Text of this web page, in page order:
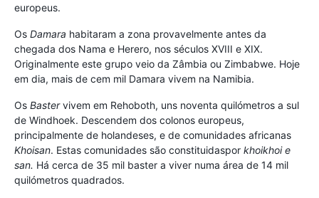
europeus.
Os Damara habitaram a zona provavelmente antes da
chegada dos Nama e Herero, nos séculos XVIII e XIX.
Originalmente este grupo veio da Zâmbia ou Zimbabwe. Hoje
em dia, mais de cem mil Damara vivem na Namibia.
Os Bastervivem em Rehoboth, uns noventa quilómetros a sul
de Windhoek. Descendem dos colonos europeus,
principalmente de holandeses, e de comunidades africanas
Khoisan. Estas comunidades são constituidaspor khoikhoi e
san. Há cerca de 35 mil baster a viver numa área de 14 mil
quilómetros quadrados.